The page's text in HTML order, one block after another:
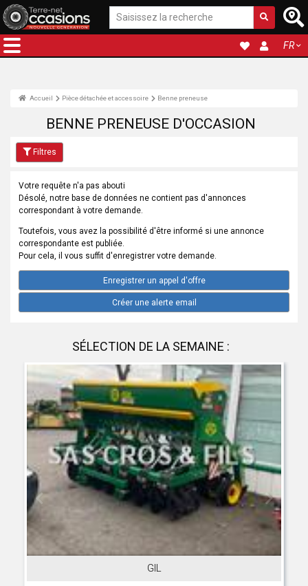
FR
Accueil Pièce détachée et accessoire Benne preneuse
BENNE PRENEUSE D'OCCASION
Filtres
Votre requête n'a pas abouti
Désolé, notre base de données ne contient pas d'annonces
correspondant à votre demande.
Toutefois, vous avez la possibilité d'être informé si une annonce
correspondante est publiée.
Pour cela, il vous suffit d'enregistrer votre demande.
Enregistrer un appel d'offre
Créer une alerte email
SÉLECTION DE LA SEMAINE :
GIL